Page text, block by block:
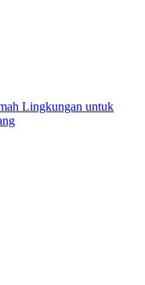
Lingkungan untuk